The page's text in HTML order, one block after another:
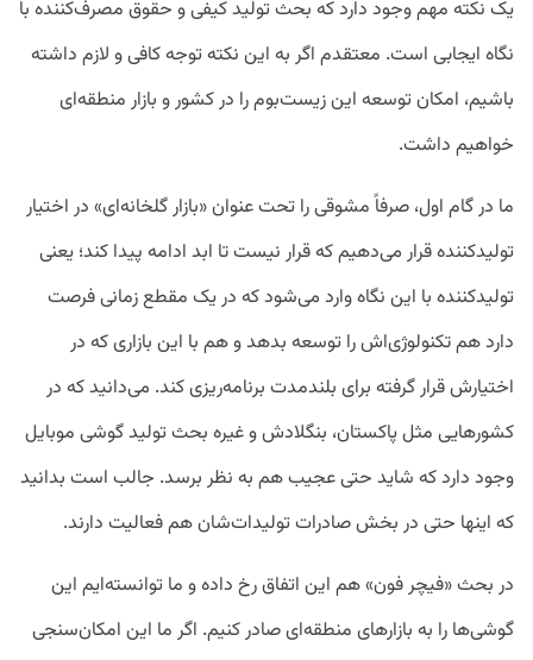
یک نکته مهم وجود دارد که بحث تولید کیفی و حقوق مصرف‌کننده با
نگاه ایجابی است. معتقدم اگر به این نکته توجه کافی و لازم داشته
باشیم، امکان توسعه این زیست‌بوم را در کشور و بازار منطقه‌ای
خواهیم داشت.
ما در گام اول، صرفاً مشوقی را تحت عنوان «بازار گلخانه‌ای» در اختیار
تولیدکننده قرار می‌دهیم که قرار نیست تا ابد ادامه پیدا کند؛ یعنی
تولیدکننده با این نگاه وارد می‌شود که در یک مقطع زمانی فرصت
دارد هم تکنولوژی‌اش را توسعه بدهد و هم با این بازاری که در
اختیارش قرار گرفته برای بلندمدت برنامه‌ریزی کند. می‌دانید که در
کشورهایی مثل پاکستان، بنگلادش و غیره بحث تولید گوشی موبایل
وجود دارد که شاید حتی عجیب هم به نظر برسد. جالب است بدانید
که اینها حتی در بخش صادرات تولیدات‌شان هم فعالیت دارند.
در بحث «فیچر فون» هم این اتفاق رخ داده و ما توانسته‌ایم این
گوشی‌ها را به بازارهای منطقه‌ای صادر کنیم. اگر ما این امکان‌سنجی